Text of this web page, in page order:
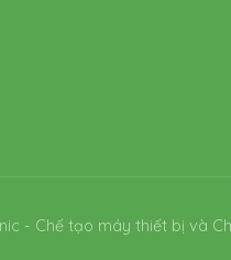
- Chế tạo máy thiết bị và